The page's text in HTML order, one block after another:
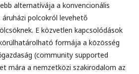
alternatívája a konvencionális
polcokról levehető
E közvetlen kapcsolódások
formája a közösség
(community supported
mára a nemzetközi szakirodalom az